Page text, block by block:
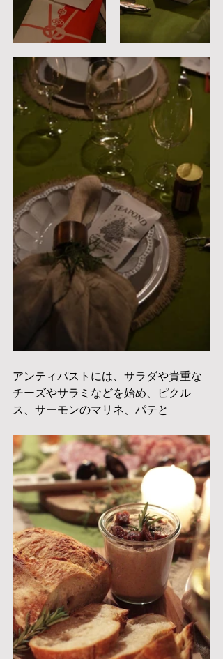
アンティパストには、サラダや貴重な
チーズやサラミなどを始め、ピクル
ス、サーモンのマリネ、パテと